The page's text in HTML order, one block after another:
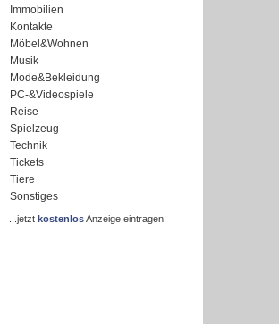
Immobilien
Kontakte
Möbel&Wohnen
Musik
Mode&Bekleidung
PC-&Videospiele
Reise
Spielzeug
Technik
Tickets
Tiere
Sonstiges
...jetzt kostenlosAnzeige eintragen!